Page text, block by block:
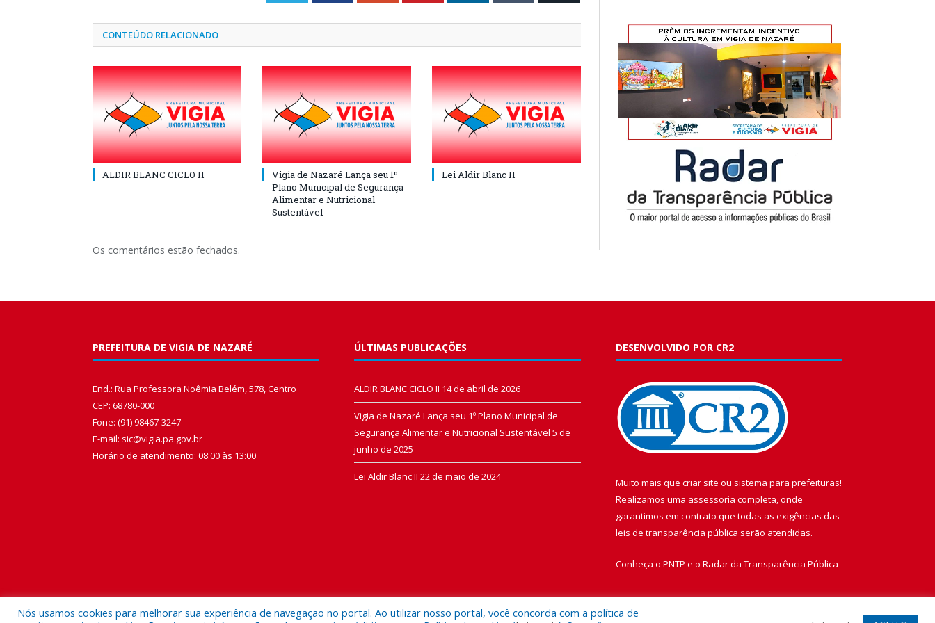
CONTEÚDO RELACIONADO
ALDIR BLANC CICLO II
Vigia de Nazaré Lança seu 1º
Plano Municipal de Segurança
Alimentar e Nutricional
Sustentável
Lei Aldir Blanc II
Os comentários estão fechados.
PREFEITURA DE VIGIA DE NAZARÉ
End.: Rua Professora Noêmia Belém, 578, Centro
CEP: 68780-000
Fone: (91) 98467-3247
E-mail: sic@vigia.pa.gov.br
Horário de atendimento: 08:00 às 13:00
ÚLTIMAS PUBLICAÇÕES
ALDIR BLANC CICLO II 14 de abril de 2026
Vigia de Nazaré Lança seu 1º Plano Municipal de
Segurança Alimentar e Nutricional Sustentável 5 de
junho de 2025
Lei Aldir Blanc II 22 de maio de 2024
DESENVOLVIDO POR CR2
Muito mais que criar site ou sistema para prefeituras!
Realizamos uma assessoria completa, onde
garantimos em contrato que todas as exigências das
leis de transparência pública serão atendidas.
Conheça o PNTP e o Radar da Transparência Pública
Nós usamos cookies para melhorar sua experiência de navegação no portal. Ao utilizar nosso portal, você concorda com a política de